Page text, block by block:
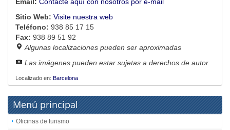
Email: Contacte aquí con nosotros por e-mail
Sitio Web: Visite nuestra web
Teléfono: 938 85 17 15
Fax: 938 89 51 92
Algunas localizaciones pueden ser aproximadas
Las imágenes pueden estar sujetas a derechos de autor.
Localizado en: Barcelona
Menú principal
Oficinas de turismo